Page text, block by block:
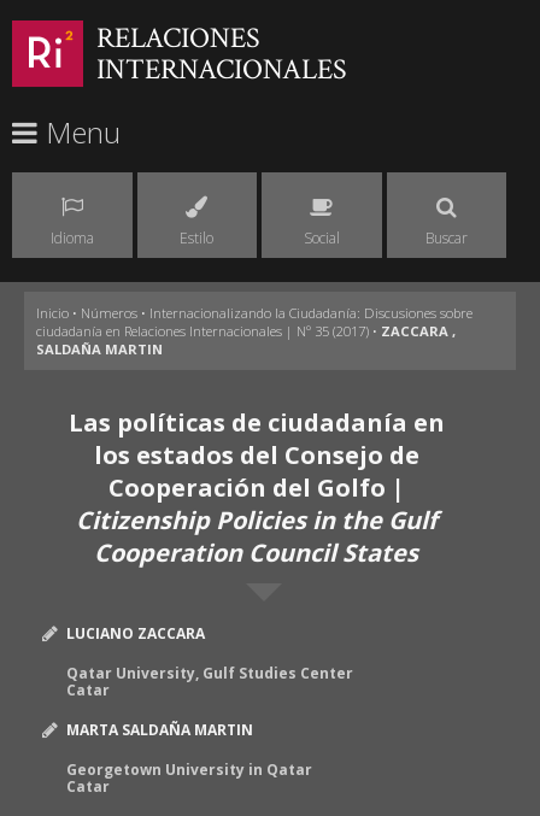
RELACIONES
INTERNACIONALES
Menu
Idioma Estilo Social Buscar
Inicio • Números • Internacionalizando la Ciudadanía: Discusiones sobre
ciudadanía en Relaciones Internacionales | Nº 35 (2017) • ZACCARA ,
SALDAÑA MARTIN
Las políticas de ciudadanía en
los estados del Consejo de
Cooperación del Golfo |
Citizenship Policies in the Gulf
Cooperation Council States
LUCIANO ZACCARA
Qatar University, Gulf Studies Center
Catar
MARTA SALDAÑA MARTIN
Georgetown University in Qatar
Catar